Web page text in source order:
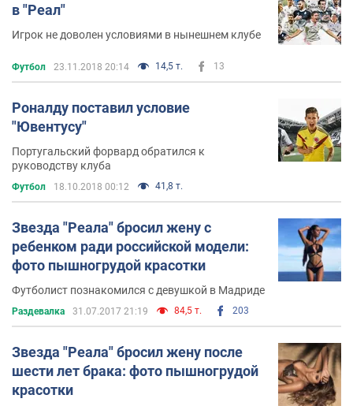
в "Реал"
Игрок не доволен условиями в нынешнем клубе
Футбол 23.11.2018 20:14 14,5 т. 13
Роналду поставил условие
"Ювентусу"
Португальский форвард обратился к
руководству клуба
Футбол 18.10.2018 00:12 41,8 т.
Звезда "Реала" бросил жену с
ребенком ради российской модели:
фото пышногрудой красотки
Футболист познакомился с девушкой в Мадриде
Раздевалка 31.07.2017 21:19 84,5 т. 203
Звезда "Реала" бросил жену после
шести лет брака: фото пышногрудой
красотки